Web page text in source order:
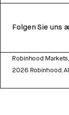
Folgen Sie uns
Robinhood
2026 Robinhood.